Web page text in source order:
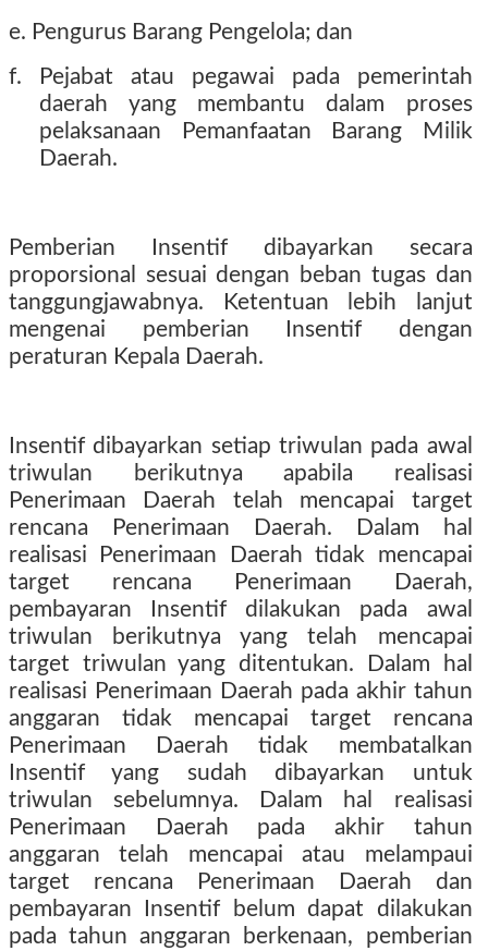
e. Pengurus Barang Pengelola; dan
f. Pejabat atau pegawai pada pemerintah
daerah yang membantu dalam proses
pelaksanaan Pemanfaatan Barang Milik
Daerah.
Pemberian Insentif dibayarkan secara
proporsional sesuai dengan beban tugas dan
tanggungjawabnya. Ketentuan lebih lanjut
mengenai pemberian Insentif dengan
peraturan Kepala Daerah.
Insentif dibayarkan setiap triwulan pada awal
triwulan berikutnya apabila realisasi
Penerimaan Daerah telah mencapai target
rencana Penerimaan Daerah. Dalam hal
realisasi Penerimaan Daerah tidak mencapai
target rencana Penerimaan Daerah,
pembayaran Insentif dilakukan pada awal
triwulan berikutnya yang telah mencapai
target triwulan yang ditentukan. Dalam hal
realisasi Penerimaan Daerah pada akhir tahun
anggaran tidak mencapai target rencana
Penerimaan Daerah tidak membatalkan
Insentif yang sudah dibayarkan untuk
triwulan sebelumnya. Dalam hal realisasi
Penerimaan Daerah pada akhir tahun
anggaran telah mencapai atau melampaui
target rencana Penerimaan Daerah dan
pembayaran Insentif belum dapat dilakukan
pada tahun anggaran berkenaan, pemberian